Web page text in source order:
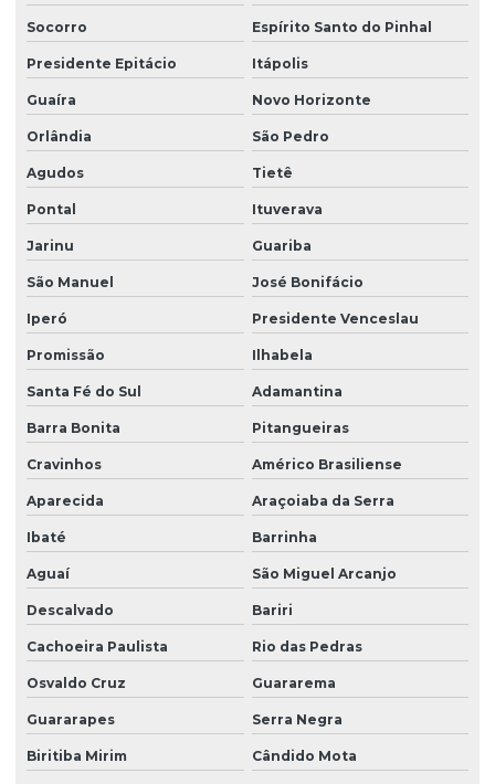
Socorro Espírito Santo do Pinhal
Presidente Epitácio Itápolis
Guaíra Novo Horizonte
Orlândia São Pedro
Agudos Tietê
Pontal Ituverava
Jarinu Guariba
São Manuel José Bonifácio
Iperó Presidente Venceslau
Promissão Ilhabela
Santa Fé do Sul Adamantina
Barra Bonita Pitangueiras
Cravinhos Américo Brasiliense
Aparecida Araçoiaba da Serra
Ibaté Barrinha
Aguaí São Miguel Arcanjo
Descalvado Bariri
Cachoeira Paulista Rio das Pedras
Osvaldo Cruz Guararema
Guararapes Serra Negra
Biritiba Mirim Cândido Mota